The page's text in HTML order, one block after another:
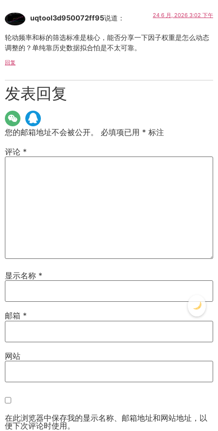
uqtool3d950072ff95说道： 24 6 月, 2026 3:02 下午
轮动频率和标的筛选标准是核心，能否分享一下因子权重是怎么动态
调整的？单纯靠历史数据拟合怕是不太可靠。
回复
发表回复
您的邮箱地址不会被公开。 必填项已用 * 标注
评论 *
显示名称 *
邮箱 *
网站
在此浏览器中保存我的显示名称、邮箱地址和网站地址，以
便下次评论时使用。